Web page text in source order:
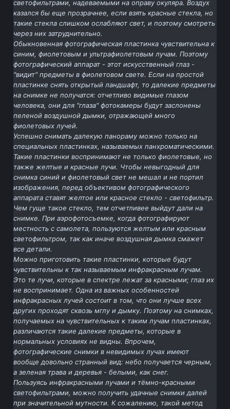
светофильтрами, надеваемыми на оправу окуляра. Воздух
казался бы еще прозрачнее, если взять красные стекла, но
такие стекла слишком ослабляют свет, и поэтому смотреть
через них затруднительно.
Обыкновенная фотографическая пластинка чувствительна к
синим, фиолетовым и ультрафиолетовым лучам. Поэтому
фотографический аппарат - этот искусственный глаз -
"видит" предметы в фиолетовом свете. Если на простой
пластинке снять открытый ландшафт, то далекие предметы
на снимке не получатся: отчетливо видимые глазом
человека, они для "глаза" фотокамеры будут заслонены
пеленой воздушной дымки, отражающей много
фиолетовых лучей.
Успешно снимать далекую панораму можно только на
специальных пластинках, называемых панхроматическими.
Такие пластинки воспринимают не только фиолетовые, но
также желтые и красные лучи. Чтобы невыгодный для
снимка синий и фиолетовый свет не мешал и не портил
изображения, перед объективом фотографического
аппарата ставят желтое или красное стекло - светофильтр.
Чем гуще такое стекло, тем отчетливее выйдут дали на
снимке. При аэрофотосъемке, когда фотографируют
местность с самолета, пользуются желтым или красным
светофильтром, так как иначе воздушная дымка смажет
все детали.
Можно приготовить такие пластинки, которые будут
чувствительны к так называемым инфракрасным лучам.
Это те лучи, которые в спектре лежат за красными; глаз их
не воспринимает. Одна из важных особенностей
инфракрасных лучей состоит в том, что они лучше всех
других проходят сквозь мглу и дымку. Поэтому на снимках,
получаемых на чувствительных к таким лучам пластинках,
различаются такие далекие предметы, которые в
нормальных условиях не видны. Впрочем,
фотографические снимки в невидимых лучах имеют
вообще довольно странный вид: небо получается черным,
а зеленая трава и деревья - белыми, как снег.
Пользуясь инфракрасными лучами и тёмно-красными
светофильтрами, можно получить удачные снимки далей
при значительной мутности. К сожалению, такой метод